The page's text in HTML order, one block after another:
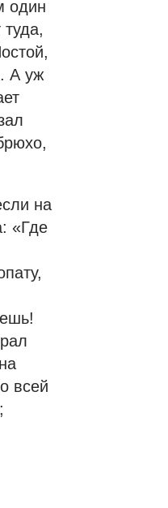
один
А уж
на
«Где
всей